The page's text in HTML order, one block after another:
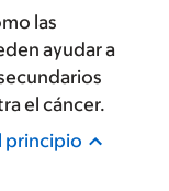
las
ayudar a
el cáncer.
principio